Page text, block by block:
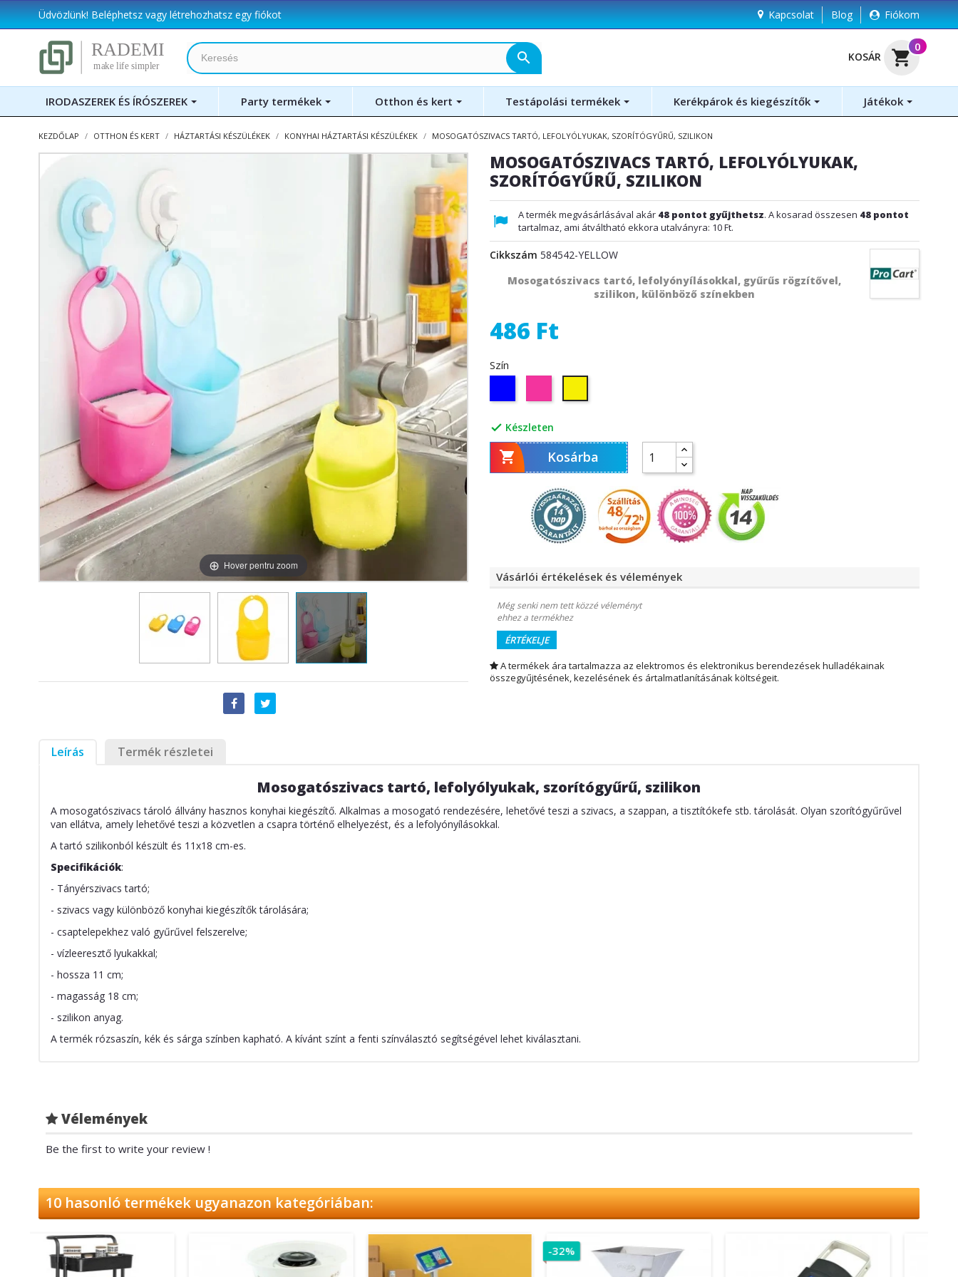
Üdvözlünk!Beléphetszvagylétrehozhatsz egy fiókot Kapcsolat Blog Fiókom
search KOSÁR shopping_cart
0 )
IRODASZEREK ÉS ÍRÓSZEREK Party termékek Otthon és kert Testápolási termékek Kerékpárok és kiegészítők Játékok
KEZDŐLAP OTTHON ÉS KERT HÁZTARTÁSI KÉSZÜLÉKEK KONYHAI HÁZTARTÁSI KÉSZÜLÉKEK MOSOGATÓSZIVACS TARTÓ, LEFOLYÓLYUKAK, SZORÍTÓGYŰRŰ, SZILIKON
Hover pentru zoom
MOSOGATÓSZIVACS TARTÓ, LEFOLYÓLYUKAK,
SZORÍTÓGYŰRŰ, SZILIKON
A termék megvásárlásával akár 48pontot gyűjthetsz. A kosarad összesen 48pontot
tartalmaz, ami átváltható ekkora utalványra: 10 Ft.
Cikkszám 584542-YELLOW
Mosogatószivacs tartó, lefolyónyílásokkal, gyűrűs rögzítővel,
szilikon, különböző színekben
486 Ft
Szín
Rózsaszín
 Készleten
 Kosárba
Vásárlói értékelések és vélemények
Még senki nem tett közzé véleményt
ehhez a termékhez
ÉRTÉKELJE
A termékek ára tartalmazza az elektromos és elektronikus berendezések hulladékainak
összegyűjtésének, kezelésének és ártalmatlanításának költségeit.
Leírás Termék részletei
Mosogatószivacs tartó, lefolyólyukak, szorítógyűrű, szilikon
A mosogatószivacs tároló állvány hasznos konyhai kiegészítő. Alkalmas a mosogató rendezésére, lehetővé teszi a szivacs, a szappan, a tisztítókefe stb. tárolását. Olyan szorítógyűrűvel
van ellátva, amely lehetővé teszi a közvetlen a csapra történő elhelyezést, és a lefolyónyílásokkal.
A tartó szilikonból készült és 11x18 cm-es.
Specifikációk:
- Tányérszivacs tartó;
- szivacs vagy különböző konyhai kiegészítők tárolására;
- csaptelepekhez való gyűrűvel felszerelve;
- vízleeresztő lyukakkal;
- hossza 11 cm;
- magasság 18 cm;
- szilikon anyag.
A termék rózsaszín, kék és sárga színben kapható. A kívánt színt a fenti színválasztó segítségével lehet kiválasztani.
Vélemények
Be the first to write your review !
10 hasonló termékek ugyanazon kategóriában: